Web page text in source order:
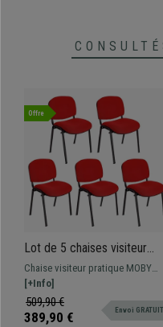
Offre
Lot de 5 chaises visiteur
MOBY BASE, Commode et
Pratique, Prix Incroyable,
Rouge et Piétement Noir
Chaise visiteur pratique MOBY
BASE, c'est la chaise visiteur par
excellence avec des lignes
classiques pour que les clients
[+Info]
509,90 €
389,90 € Envoi GRATUIT